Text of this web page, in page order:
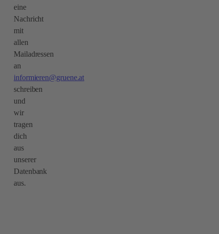
eine
Nachricht
mit
allen
Mailadressen
an
informieren@gruene.at
schreiben
und
wir
tragen
dich
aus
unserer
Datenbank
aus.​